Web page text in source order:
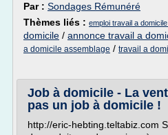
Par : Sondages Rémunéré
Thèmes liés : emploi travail a
domicile / annonce travail a
a domicile assemblage / travail a
Job à domicile - La
pas un job à domicile !
http://eric-hebting.teltabiz.com